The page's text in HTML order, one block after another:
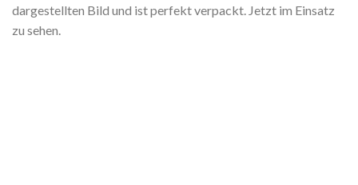
dargestellten Bild und ist perfekt verpackt. Jetzt im Einsatz
zu sehen.